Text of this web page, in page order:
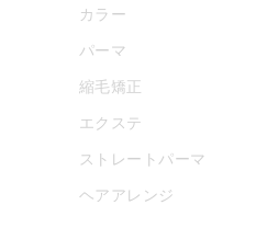
カラー
パーマ
縮毛矯正
エクステ
ストレートパーマ
ヘアアレンジ